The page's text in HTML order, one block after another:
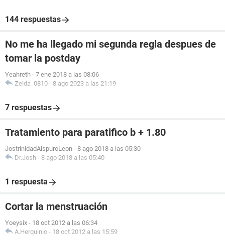
144 respuestas
No me ha llegado mi segunda regla despues de
tomar la postday
Yeahreth - 7 ene 2018 a las 08:06
Zelda_0810 - 8 ago 2023 a las 21:19
7 respuestas
Tratamiento para paratifico b + 1.80
JostrinidadAispuroLeon - 8 ago 2018 a las 05:30
Dr.Josh - 8 ago 2018 a las 05:40
1 respuesta
Cortar la menstruación
Yoeysix - 18 oct 2012 a las 06:34
A.Herquinio - 18 oct 2012 a las 15:59